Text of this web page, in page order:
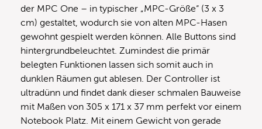
der MPC One – in typischer „MPC-Größe“ (3 x 3
cm) gestaltet, wodurch sie von alten MPC-Hasen
gewohnt gespielt werden können. Alle Buttons sind
hintergrundbeleuchtet. Zumindest die primär
belegten Funktionen lassen sich somit auch in
dunklen Räumen gut ablesen. Der Controller ist
ultradünn und findet dank dieser schmalen Bauweise
mit Maßen von 305 x 171 x 37 mm perfekt vor einem
Notebook Platz. Mit einem Gewicht von gerade